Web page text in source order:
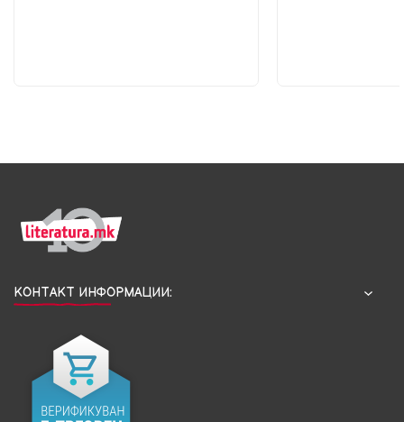
КОНТАКТ ИНФОРМАЦИИ: